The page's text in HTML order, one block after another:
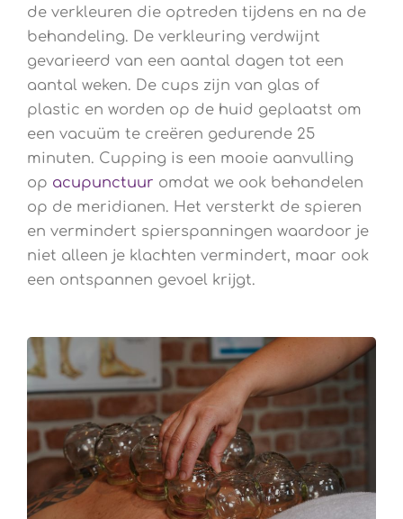
de verkleuren die optreden tijdens en na de
behandeling. De verkleuring verdwijnt
gevarieerd van een aantal dagen tot een
aantal weken. De cups zijn van glas of
plastic en worden op de huid geplaatst om
een vacuüm te creëren gedurende 25
minuten. Cupping is een mooie aanvulling
op acupunctuur omdat we ook behandelen
op de meridianen. Het versterkt de spieren
en vermindert spierspanningen waardoor je
niet alleen je klachten vermindert, maar ook
een ontspannen gevoel krijgt.